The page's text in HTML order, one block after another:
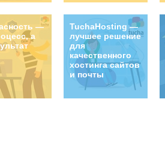
—
а
TuchaHosting —
лучшее решение
для
качественного
хостинга сайтов
и почты